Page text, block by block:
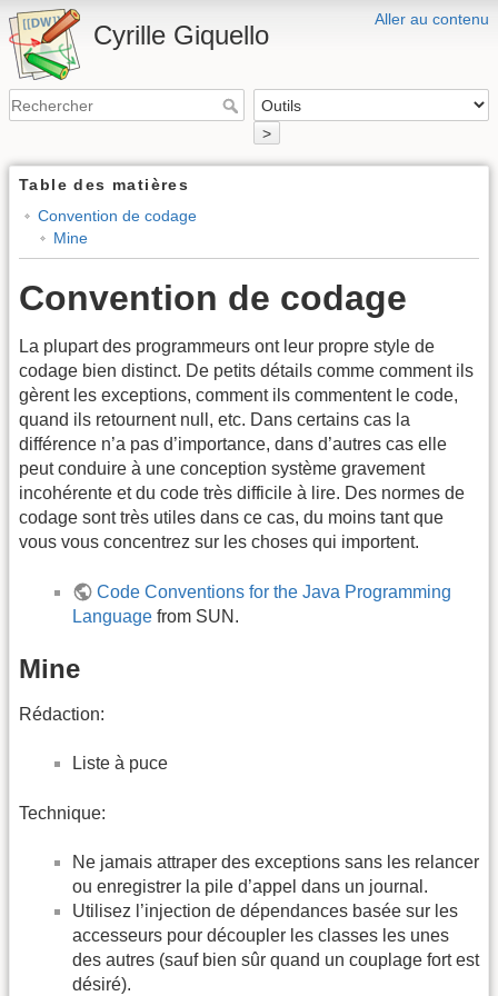
Aller au contenu
Cyrille Giquello
>
Table des matières
Convention de codage
Mine
Convention de codage
La plupart des programmeurs ont leur propre style de
codage bien distinct. De petits détails comme comment ils
gèrent les exceptions, comment ils commentent le code,
quand ils retournent null, etc. Dans certains cas la
différence n’a pas d’importance, dans d’autres cas elle
peut conduire à une conception système gravement
incohérente et du code très difficile à lire. Des normes de
codage sont très utiles dans ce cas, du moins tant que
vous vous concentrez sur les choses qui importent.
Code Conventions for the Java Programming
Language from SUN.
Mine
Rédaction:
Liste à puce
Technique:
Ne jamais attraper des exceptions sans les relancer
ou enregistrer la pile d’appel dans un journal.
Utilisez l’injection de dépendances basée sur les
accesseurs pour découpler les classes les unes
des autres (sauf bien sûr quand un couplage fort est
désiré).